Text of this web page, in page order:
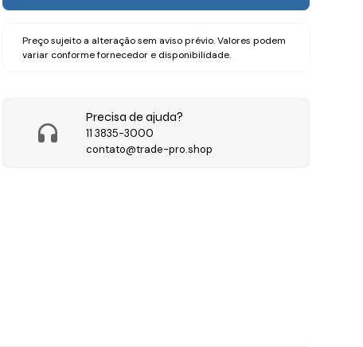
Preço sujeito a alteração sem aviso prévio. Valores podem
variar conforme fornecedor e disponibilidade.
Precisa de ajuda?
11 3835-3000
contato@trade-pro.shop